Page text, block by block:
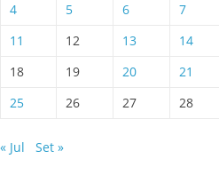
4
5 6 7
11
12 13 14
18
19 20 21
25
26 27 28
« Jul Set »